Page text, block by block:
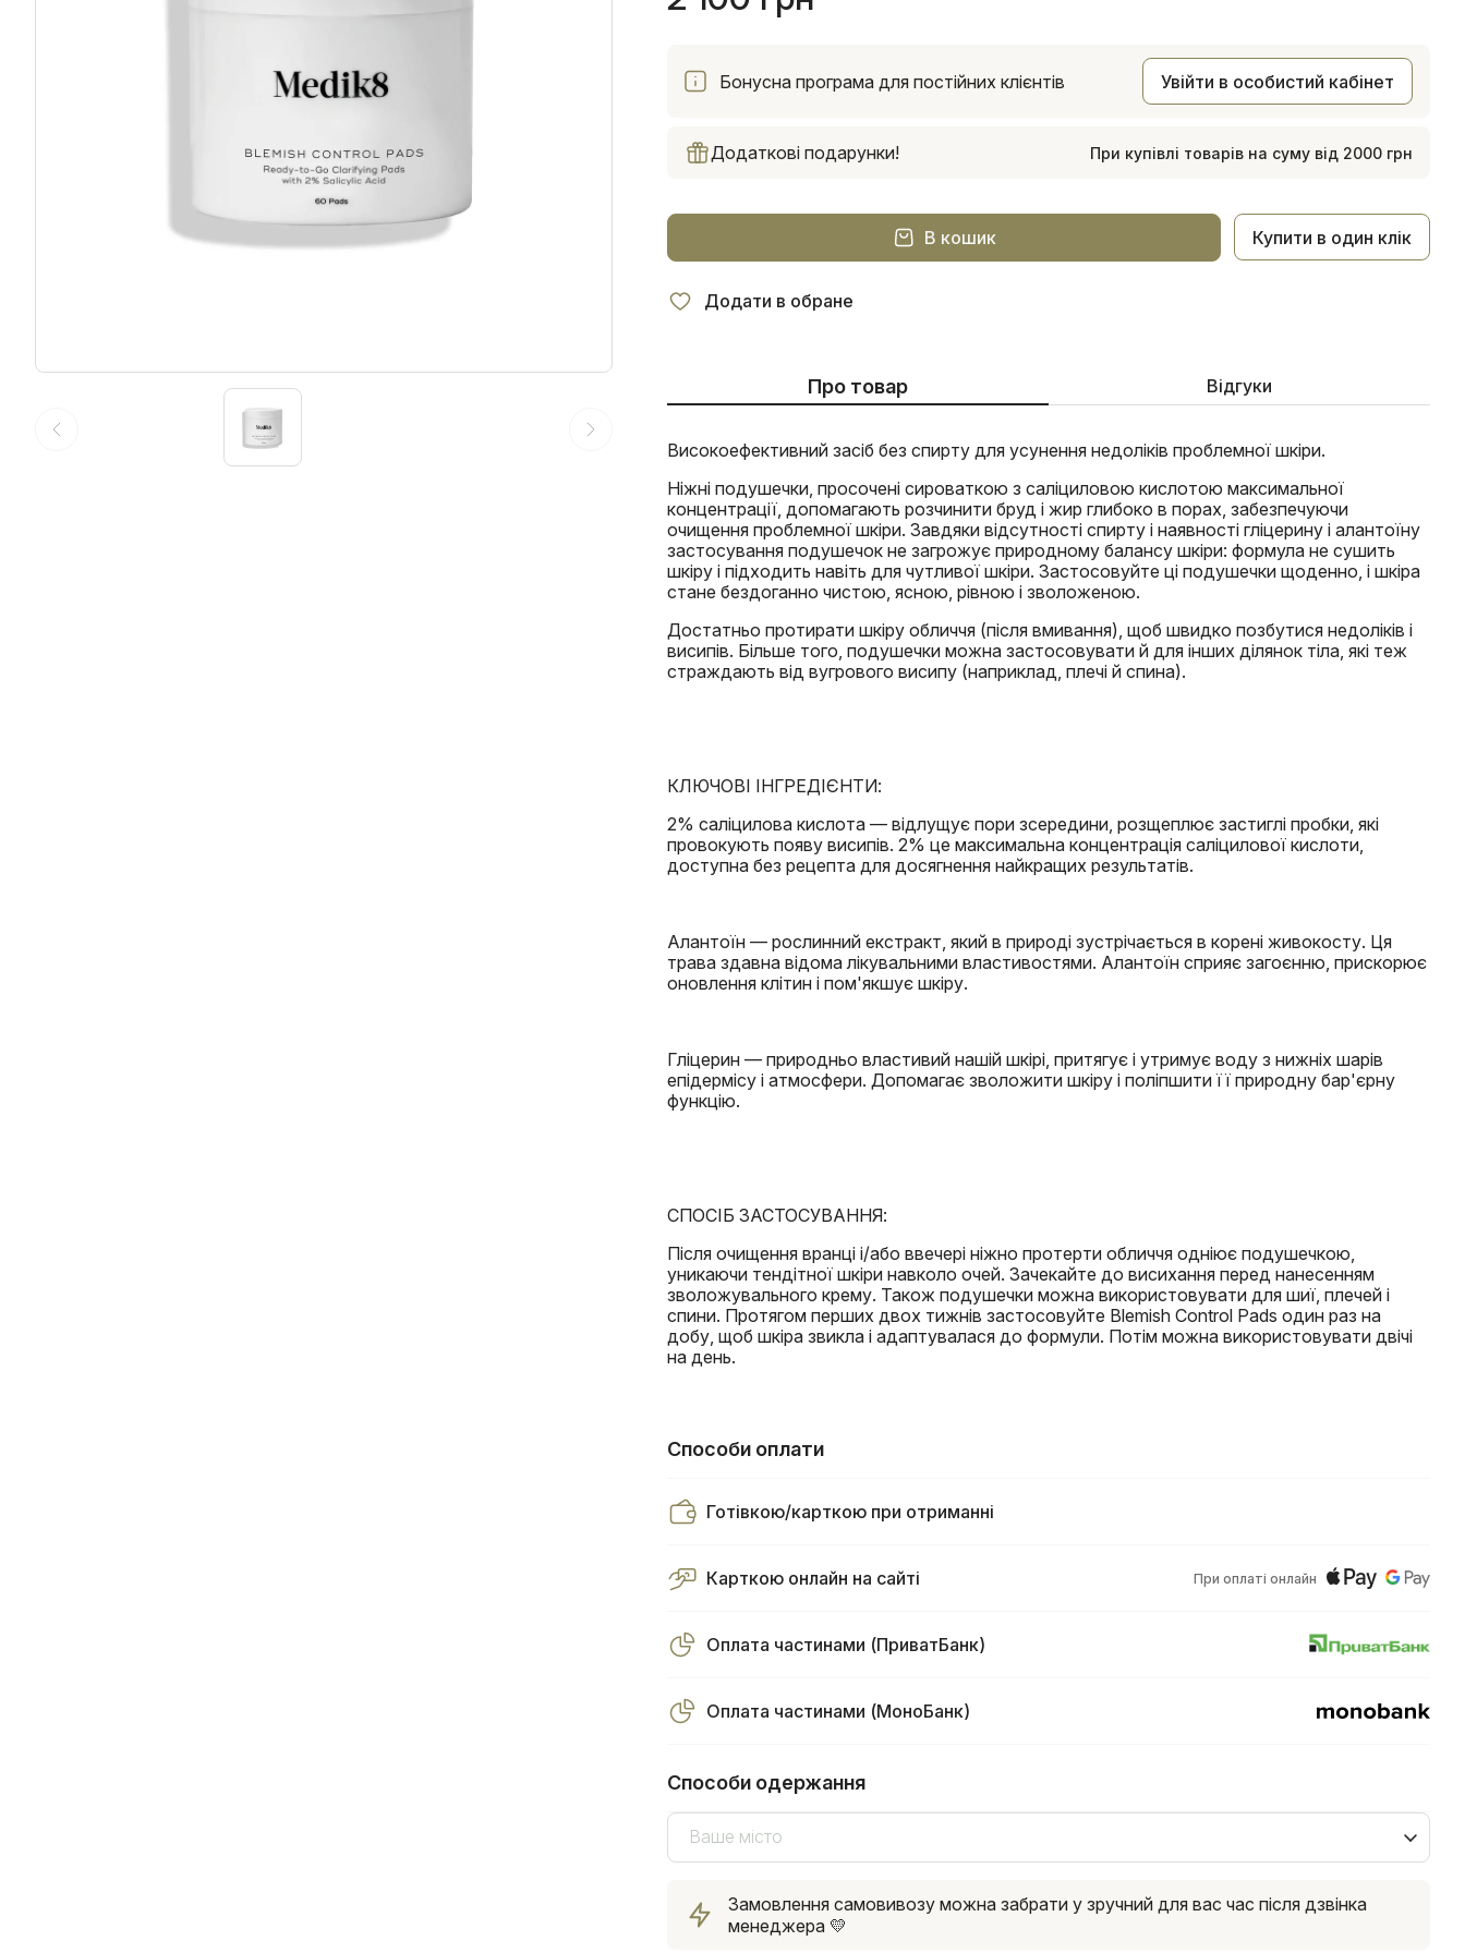
Бонусна програма для постійних клієнтів Увійти в особистий кабінет
Додаткові подарунки! При купівлі товарів на суму від 2000 грн
В кошик Купити в один клік
Додати в обране
Про товар Відгуки
Високоефективний засіб без спирту для усунення недоліків проблемної шкіри.
Ніжні подушечки, просочені сироваткою з саліциловою кислотою максимальної
концентрації, допомагають розчинити бруд і жир глибоко в порах, забезпечуючи
очищення проблемної шкіри. Завдяки відсутності спирту і наявності гліцерину і алантоїну
застосування подушечок не загрожує природному балансу шкіри: формула не сушить
шкіру і підходить навіть для чутливої шкіри. Застосовуйте ці подушечки щоденно, і шкіра
стане бездоганно чистою, ясною, рівною і зволоженою.
Достатньо протирати шкіру обличчя (після вмивання), щоб швидко позбутися недоліків і
висипів. Більше того, подушечки можна застосовувати й для інших ділянок тіла, які теж
страждають від вугрового висипу (наприклад, плечі й спина).
КЛЮЧОВІ ІНГРЕДІЄНТИ:
2% саліцилова кислота — відлущує пори зсередини, розщеплює застиглі пробки, які
провокують появу висипів. 2% це максимальна концентрація саліцилової кислоти,
доступна без рецепта для досягнення найкращих результатів.
Алантоїн — рослинний екстракт, який в природі зустрічається в корені живокосту. Ця
трава здавна відома лікувальними властивостями. Алантоїн сприяє загоєнню, прискорює
оновлення клітин і пом'якшує шкіру.
Гліцерин — природньо властивий нашій шкірі, притягує і утримує воду з нижніх шарів
епідермісу і атмосфери. Допомагає зволожити шкіру і поліпшити її природну бар'єрну
функцію.
СПОСІБ ЗАСТОСУВАННЯ:
Після очищення вранці і/або ввечері ніжно протерти обличчя одніює подушечкою,
уникаючи тендітної шкіри навколо очей. Зачекайте до висихання перед нанесенням
зволожувального крему. Також подушечки можна використовувати для шиї, плечей і
спини. Протягом перших двох тижнів застосовуйте Blemish Control Pads один раз на
добу, щоб шкіра звикла і адаптувалася до формули. Потім можна використовувати двічі
на день.
Способи оплати
Готівкою/карткою при отриманні
Карткою онлайн на сайті При оплаті онлайн
Оплата частинами (ПриватБанк)
Оплата частинами (МоноБанк)
Способи одержання
Ваше місто
Замовлення самовивозу можна забрати у зручний для вас час після дзвінка
менеджера 💛